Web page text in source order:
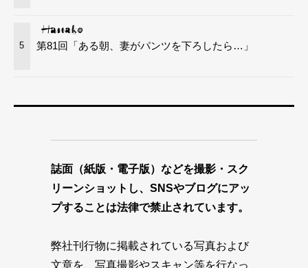
5 第81回「ある朝、妻がパンツを下ろしたら…」
誌面（紙版・電子版）などを撮影・スク
リーンショットし、SNSやブログにアッ
プすることは法律で禁止されています。
弊社刊行物に掲載されている写真および
文章を、写真撮影やスキャン等を行なっ